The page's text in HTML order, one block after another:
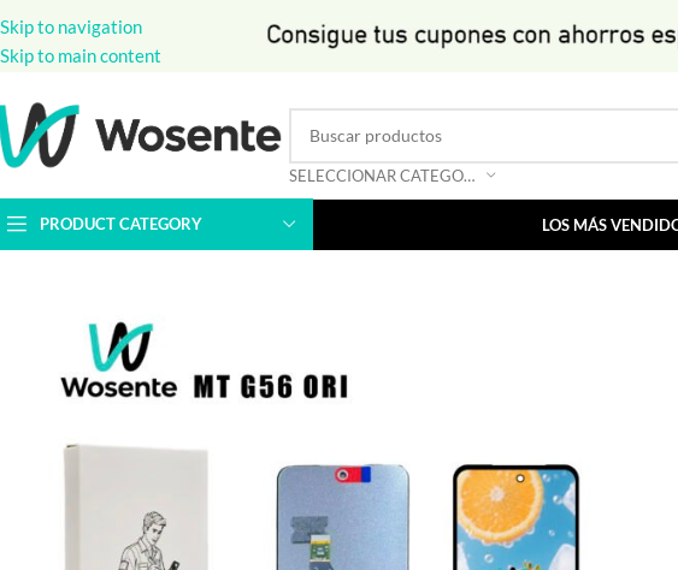
Skip to navigation
Skip to main content
SELECCIONAR CATEGORÍA
PRODUCT CATEGORY LOS MÁS